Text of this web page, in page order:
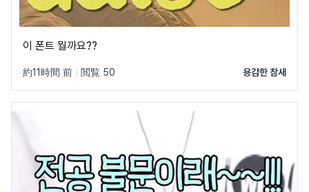
이 폰트 뭘까요??
約11時間 前 閲覧 50 용감한 참새